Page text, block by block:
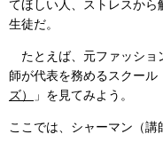
てほしい人、ストレスか
生徒だ。
たとえば、元ファッショ
師が代表を務めるスクール
ズ）
」を見てみよう。
ここでは、シャーマン（講